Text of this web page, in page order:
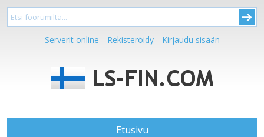
Serverit online Rekisteröidy Kirjaudu sisään
Etusivu